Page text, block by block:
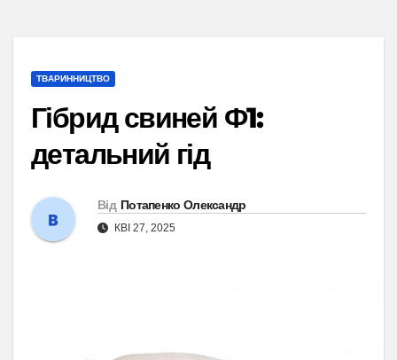
ТВАРИННИЦТВО
Гібрид свиней Ф1:
детальний гід
Від Потапенко Олександр
КВІ 27, 2025